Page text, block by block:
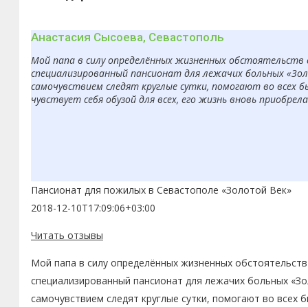
Анастасия Сысоева, Севастополь
Мой папа в силу определённых жизненных
специализированный пансионат для лежачих больных
самочувствием следят круглые сутки, помогают во всех
чувствует себя обузой для всех, его жизнь вновь
Пансионат для пожилых в Севастополе «Золотой Век»
2018-12-10T17:09:06+03:00
Читать отзывы
Мой папа в силу определённых жизненных
специализированный пансионат для лежачих больных
самочувствием следят круглые сутки, помогают во